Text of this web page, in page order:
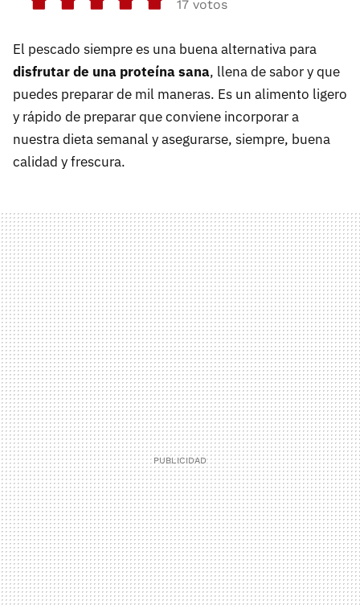
17 votos
El pescado siempre es una buena alternativa para
disfrutar de una proteína sana, llena de sabor y que
puedes preparar de mil maneras. Es un alimento ligero
y rápido de preparar que conviene incorporar a
nuestra dieta semanal y asegurarse, siempre, buena
calidad y frescura.